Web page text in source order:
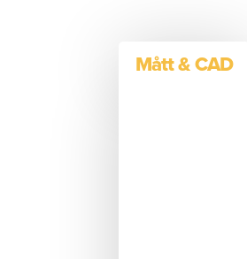
Mått & CAD